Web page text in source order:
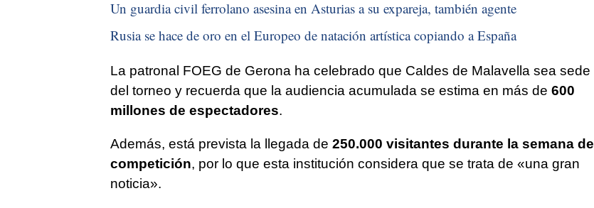
Un guardia civil ferrolano asesina en Asturias a su expareja, también agente
Rusia se hace de oro en el Europeo de natación artística copiando a España
La patronal FOEG de Gerona ha celebrado que Caldes de Malavella sea sede
del torneo y recuerda que la audiencia acumulada se estima en más de 600
millones de espectadores.
Además, está prevista la llegada de 250.000 visitantes durante la semana de
competición, por lo que esta institución considera que se trata de «una gran
noticia».